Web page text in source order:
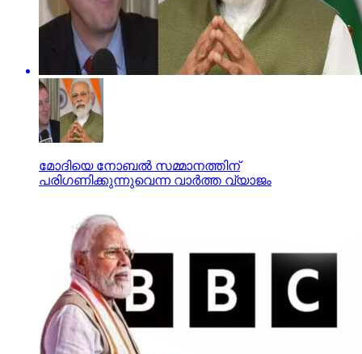
മോദിയെ നോബല്‍ സമ്മാനത്തിന്
പരിഗണിക്കുന്നുവെന്ന വാര്‍ത്ത വ്യാജം